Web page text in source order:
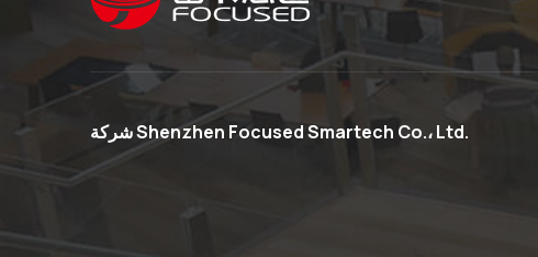
شركة Shenzhen Focused Smartech Co.، Ltd.